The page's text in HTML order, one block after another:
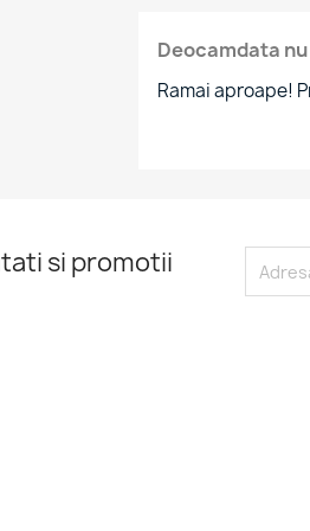
Deocamdata
Ramai aproape!
si promotii